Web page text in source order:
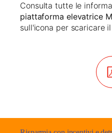
Consulta tutte le
piattaforma elevatrice
sull'icona per scaricare il